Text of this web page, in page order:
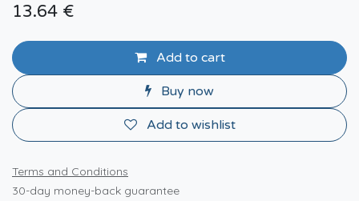
13.64 €
Add to cart
Buy now
Add to wishlist
Terms and Conditions
30-day money-back guarantee